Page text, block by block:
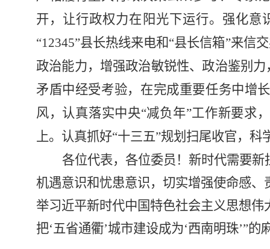
开，让行政权力在阳光下运行。强化
“12345”县长热线来电和“县长信箱”来信
政治能力，增强政治敏锐性、政治鉴别
矛盾中经受考验，在完成重要任务中增
风，认真落实中央“减负年”工作新要求
上。认真抓好“十三五”规划扫尾收官，科
各位代表，各位委员！新时代需要
机遇意识和忧患意识，切实增强使命感
举习近平新时代中国特色社会主义思想
把‘五省通衢’城市建设成为‘西南明珠’”